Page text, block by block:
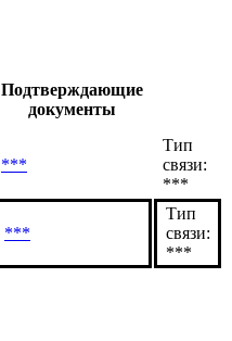
Подтверждающие
документы
***
Тип
связи:
***
***
Тип
связи:
***